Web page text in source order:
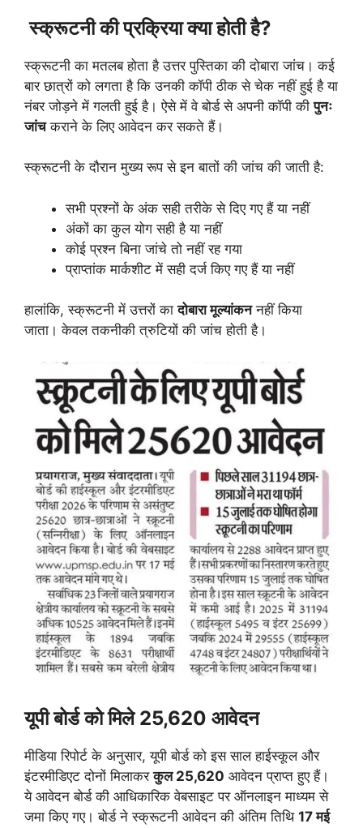
स्क्रूटनी की प्रक्रिया क्या होती है?
स्क्रूटनी का मतलब होता है उत्तर पुस्तिका की दोबारा जांच। कई
बार छात्रों को लगता है कि उनकी कॉपी ठीक से चेक नहीं हुई है या
नंबर जोड़ने में गलती हुई है। ऐसे में वे बोर्ड से अपनी कॉपी कीपुनः
जांचकराने के लिए आवेदन कर सकते हैं।
स्क्रूटनी के दौरान मुख्य रूप से इन बातों की जांच की जाती है:
सभी प्रश्नों के अंक सही तरीके से दिए गए हैं या नहीं
अंकों का कुल योग सही है या नहीं
कोई प्रश्न बिना जांचे तो नहीं रह गया
प्राप्तांक मार्कशीट में सही दर्ज किए गए हैं या नहीं
हालांकि, स्क्रूटनी में उत्तरों कादोबारा मूल्यांकननहीं किया
जाता। केवल तकनीकी त्रुटियों की जांच होती है।
यूपी बोर्ड को मिले 25,620 आवेदन
मीडिया रिपोर्ट के अनुसार, यूपी बोर्ड को इस साल हाईस्कूल और
इंटरमीडिएट दोनों मिलाकरकुल 25,620 आवेदन प्राप्त हुए हैं।
ये आवेदन बोर्ड की आधिकारिक वेबसाइट पर ऑनलाइन माध्यम से
जमा किए गए। बोर्ड ने स्क्रूटनी आवेदन की अंतिम तिथि 17 मई